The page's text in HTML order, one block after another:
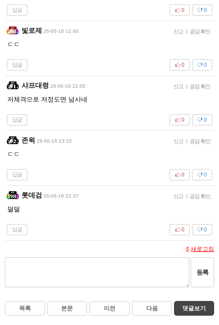
답글 0
0
빛로제 26-06-16 11:40 신고 | 공감 확인
ㄷㄷ
답글 0
0
샤프대령 26-06-16 12:00 신고 | 공감 확인
저체격으로 저정도면 넘사네
답글 0
0
존윅 26-06-16 13:15 신고 | 공감 확인
ㄷㄷ
답글 0
0
롯데검 26-06-16 22:37 신고 | 공감 확인
덜덜
답글 0
0
새로고침
등록
목록 본문 이전 다음 댓글보기